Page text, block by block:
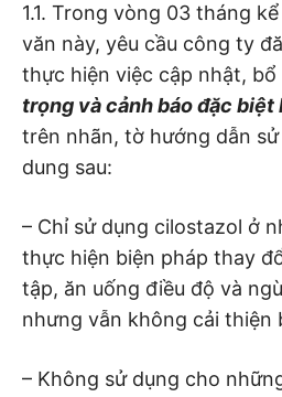
1.1. Trong vòng 03 tháng
văn này, yêu cầu công ty
thực hiện việc cập nhật, bổ
trọng và cảnh báo đặc
trên nhãn, tờ hướng dẫn
dung sau:
– Chỉ sử dụng cilostazol ở
thực hiện biện pháp thay
tập, ăn uống điều độ và
nhưng vẫn không cải thiện
– Không sử dụng cho